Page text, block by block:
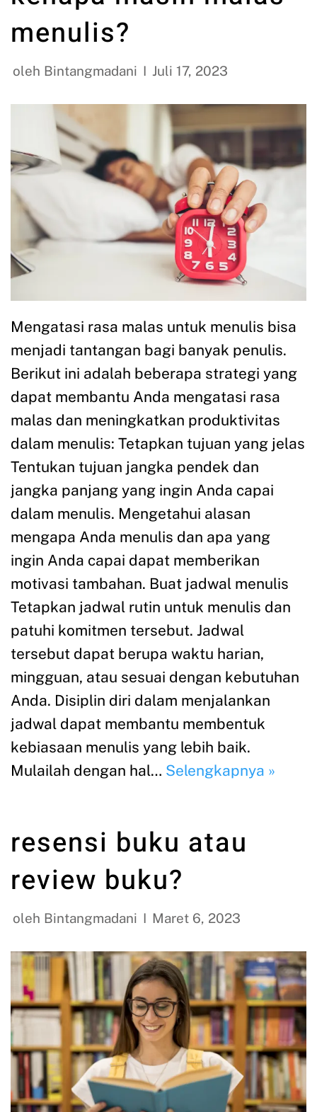
menulis?
oleh Bintangmadani Juli 17, 2023
Mengatasi rasa malas untuk menulis bisa
menjadi tantangan bagi banyak penulis.
Berikut ini adalah beberapa strategi yang
dapat membantu Anda mengatasi rasa
malas dan meningkatkan produktivitas
dalam menulis: Tetapkan tujuan yang jelas
Tentukan tujuan jangka pendek dan
jangka panjang yang ingin Anda capai
dalam menulis. Mengetahui alasan
mengapa Anda menulis dan apa yang
ingin Anda capai dapat memberikan
motivasi tambahan. Buat jadwal menulis
Tetapkan jadwal rutin untuk menulis dan
patuhi komitmen tersebut. Jadwal
tersebut dapat berupa waktu harian,
mingguan, atau sesuai dengan kebutuhan
Anda. Disiplin diri dalam menjalankan
jadwal dapat membantu membentuk
kebiasaan menulis yang lebih baik.
Mulailah dengan hal… Selengkapnya »
resensi buku atau
review buku?
oleh Bintangmadani Maret 6, 2023